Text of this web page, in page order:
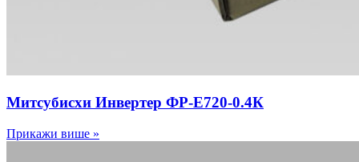
Митсубисхи Инвертер ФР-Е720-0.4К
Прикажи више »